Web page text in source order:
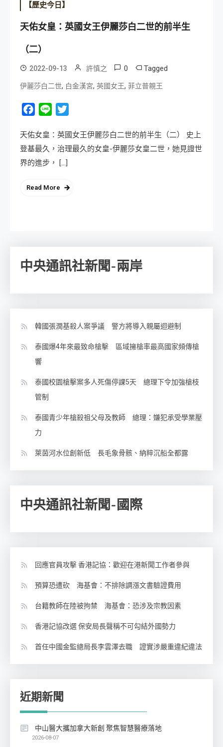
【歷史今日】
天佑女皇：英國女王伊麗莎白二世的前半生
（二）
2022-09-13 許慎之 0 Tagged
伊麗莎白二世, 白金漢宮, 英國女王, 菲立普親王
Facebook
Line
天佑女皇：英國女王伊麗莎白二世的前半生（二） 史上
登基最久，治理最久的女皇-伊麗莎女皇二世，她見證世
界的進步， […]
Read More
中央通訊社新聞-兩岸
韓國張潤基殺人案爭議 警方將導入親屬迴避制
泰國爆4年來最致命槍擊 區域擁槍率最高國家頻傳槍
響
泰國校園槍擊案多人死傷停課5天 總理下令加強槍枝
管制
泰國青少年槍殺祖父母及教師 總理：嫌犯承受學業壓
力
萊茵河水位創新低 長毛象骨骸、納粹沉船全都露
中央通訊社新聞-國際
回應官員攻擊 香港記協：歡迎在港新聞工作者參與
預算恐遭砍 海基會：不排除調漲文書驗證費用
台籍教師在陸被拘禁 海基會：恐涉及宗教因素
香港記協改選 保安局長聲稱不可勾結外國勢力
首任中國金監總局長李雲澤去職 證實涉嚴重違紀違法
近期新聞
中山醫大攜加拿大新創 聚焦智慧醫療落地
2026-08-07